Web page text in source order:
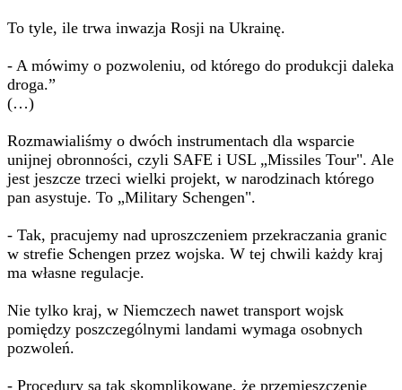
To tyle, ile trwa inwazja Rosji na Ukrainę.
- A mówimy o pozwoleniu, od którego do produkcji daleka
droga.”
(…)
Rozmawialiśmy o dwóch instrumentach dla wsparcie
unijnej obronności, czyli SAFE i USL „Missiles Tour". Ale
jest jeszcze trzeci wielki projekt, w narodzinach którego
pan asystuje. To „Military Schengen".
- Tak, pracujemy nad uproszczeniem przekraczania granic
w strefie Schengen przez wojska. W tej chwili każdy kraj
ma własne regulacje.
Nie tylko kraj, w Niemczech nawet transport wojsk
pomiędzy poszczególnymi landami wymaga osobnych
pozwoleń.
- Procedury są tak skomplikowane, że przemieszczenie